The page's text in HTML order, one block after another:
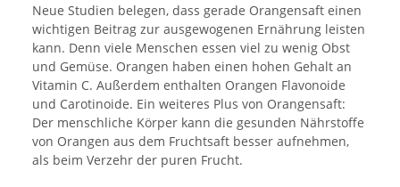
Neue Studien belegen, dass gerade Orangensaft einen
wichtigen Beitrag zur ausgewogenen Ernährung leisten
kann. Denn viele Menschen essen viel zu wenig Obst
und Gemüse. Orangen haben einen hohen Gehalt an
Vitamin C. Außerdem enthalten Orangen Flavonoide
und Carotinoide. Ein weiteres Plus von Orangensaft:
Der menschliche Körper kann die gesunden Nährstoffe
von Orangen aus dem Fruchtsaft besser aufnehmen,
als beim Verzehr der puren Frucht.